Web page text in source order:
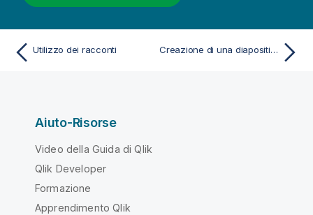
Utilizzo dei racconti Creazione di una diapositiva
Aiuto-Risorse
Video della Guida di Qlik
Qlik Developer
Formazione
Apprendimento Qlik